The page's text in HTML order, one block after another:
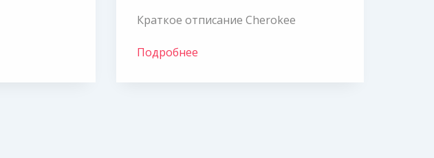
Краткое отписание Cherokee
Подробнее